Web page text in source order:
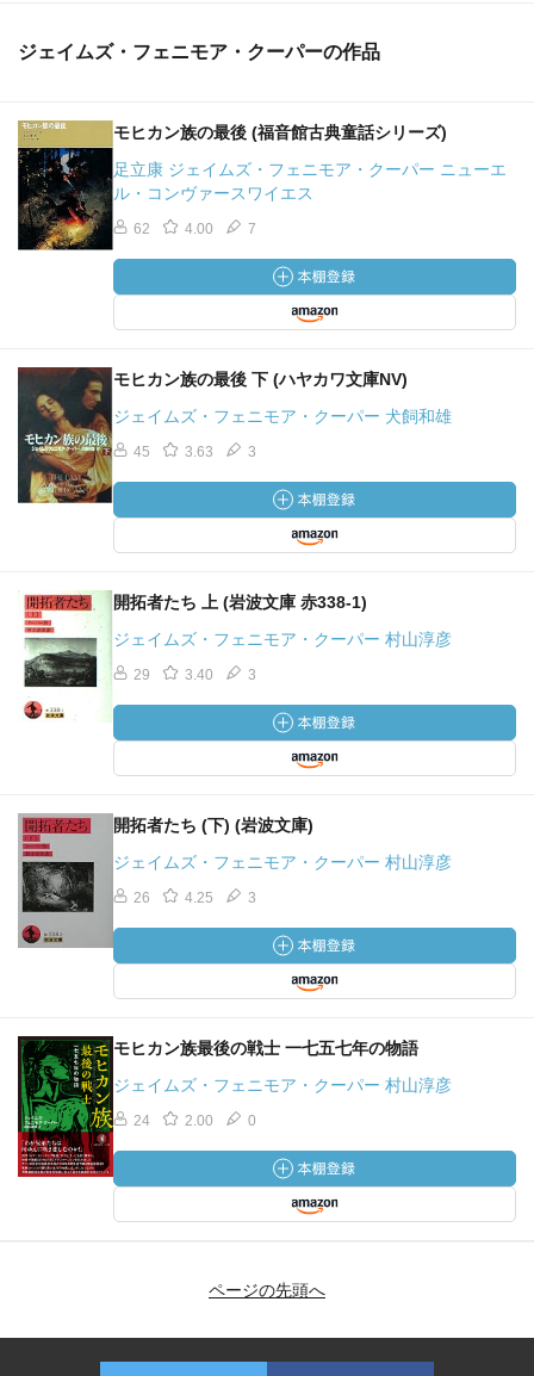
ジェイムズ・フェニモア・クーパーの作品
モヒカン族の最後 (福音館古典童話シリーズ)
足立康 ジェイムズ・フェニモア・クーパー ニューエ
ル・コンヴァースワイエス
62 4.00 7
モヒカン族の最後 下 (ハヤカワ文庫NV)
ジェイムズ・フェニモア・クーパー 犬飼和雄
45 3.63 3
開拓者たち 上 (岩波文庫 赤338-1)
ジェイムズ・フェニモア・クーパー 村山淳彦
29 3.40 3
開拓者たち (下) (岩波文庫)
ジェイムズ・フェニモア・クーパー 村山淳彦
26 4.25 3
モヒカン族最後の戦士 一七五七年の物語
ジェイムズ・フェニモア・クーパー 村山淳彦
24 2.00 0
ページの先頭へ